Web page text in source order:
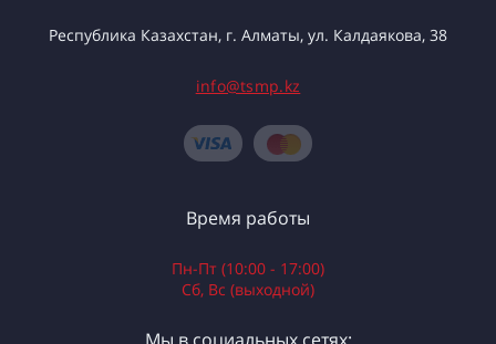
Республика Казахстан, г. Алматы, ул. Калдаякова, 38
info@tsmp.kz
Время работы
Пн-Пт (10:00 - 17:00)
Сб, Вс (выходной)